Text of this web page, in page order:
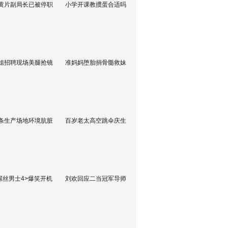
片副局长已被停职 小学开课教掼蛋合适吗
招聘现场美腿抢镜 准妈妈堕胎捐骨髓救妹
生产场地环境肮脏 百岁老太高空跳伞庆生
丝男士4>爆笑开机 刘欢回应二当冠军导师